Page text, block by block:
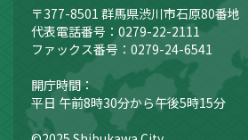
〒377-8501 群馬県渋川市石原80番地
代表電話番号：0279-22-2111
ファックス番号：0279-24-6541
開庁時間：
平日 午前8時30分から午後5時15分